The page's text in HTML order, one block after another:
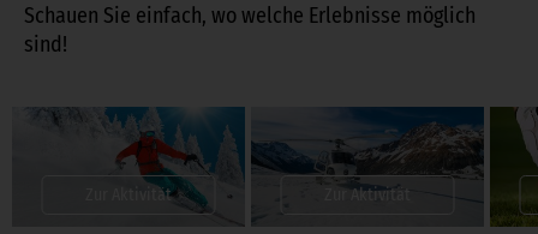
Schauen Sie einfach, wo welche Erlebnisse möglich
sind!
Zur Aktivität Zur Aktivität